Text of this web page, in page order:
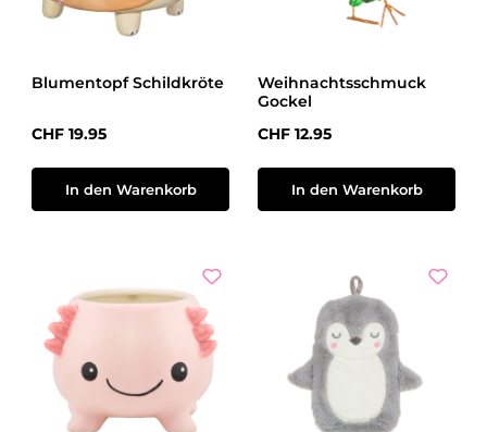
Blumentopf Schildkröte
Regulärer Preis:
CHF 19.95
In den Warenkorb
Weihnachtsschmuck
Gockel
Regulärer Preis:
CHF 12.95
In den Warenkorb